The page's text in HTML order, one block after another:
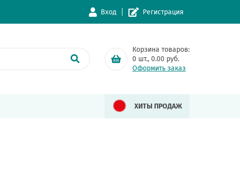
Вход Регистрация
Корзина товаров:
0 шт., 0.00 руб.
Оформить заказ
ХИТЫ ПРОДАЖ